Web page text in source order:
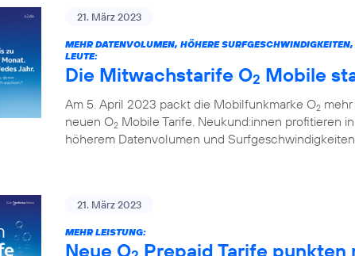
21. März 2023
MEHR DATENVOLUMEN, HÖHERE
LEUTE:
Die Mitwachstarife O2 Mobile
Am 5. April 2023 packt die Mobilfunkmarke O2
neuen O2 Mobile Tarife. Neukund:innen profitieren
höherem Datenvolumen und
21. März 2023
MEHR LEISTUNG:
Neue O Prepaid Tarife punkten